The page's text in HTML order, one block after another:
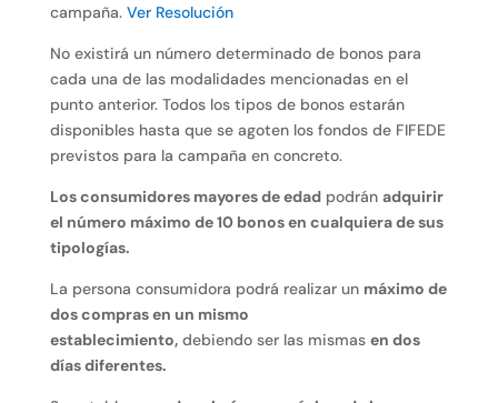
campaña. Ver Resolución
No existirá un número determinado de bonos para
cada una de las modalidades mencionadas en el
punto anterior. Todos los tipos de bonos estarán
disponibles hasta que se agoten los fondos de FIFEDE
previstos para la campaña en concreto.
Los consumidores mayores de edadpodrán adquirir
el número máximo de 10 bonos en cualquiera de sus
tipologías.
La persona consumidora podrá realizar un máximo de
dos compras en un mismo
establecimiento,debiendo ser las mismas en dos
días diferentes.